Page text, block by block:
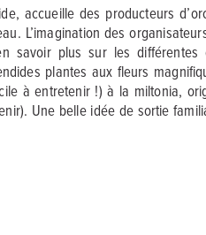
accueille des producteurs
L’imagination des
savoir plus sur les
plantes aux fleurs
à entretenir !) à la miltonia,
Une belle idée de sortie